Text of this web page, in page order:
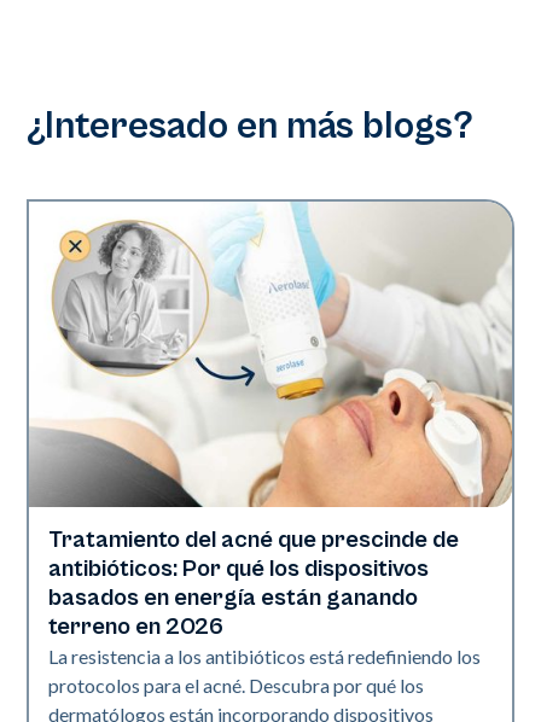
¿Interesado en más blogs?
Salud de la piel
Tratamiento del acné que prescinde de
antibióticos: Por qué los dispositivos
basados en energía están ganando
terreno en 2026
La resistencia a los antibióticos está redefiniendo los
protocolos para el acné. Descubra por qué los
dermatólogos están incorporando dispositivos